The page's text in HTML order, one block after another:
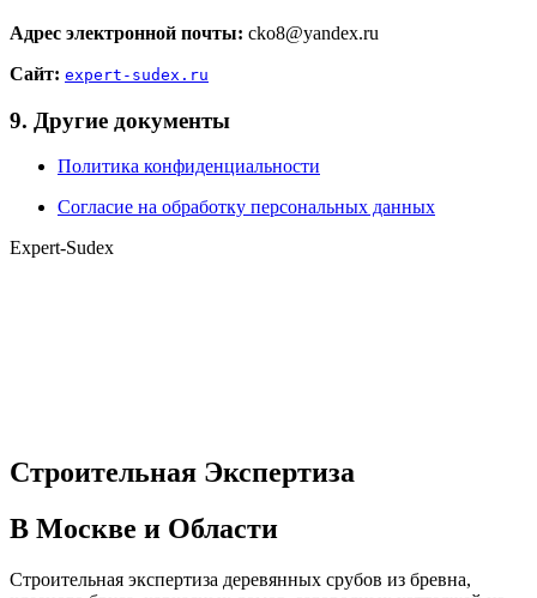
Адрес электронной почты: cko8@yandex.ru
Сайт: expert-sudex.ru
9. Другие документы
Политика конфиденциальности
Согласие на обработку персональных данных
Expert-Sudex
Строительная Экспертиза
В Москве и Области
Строительная экспертиза деревянных срубов из бревна,